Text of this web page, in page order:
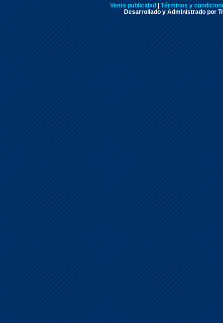
Venta publicidad
Términos y
Desarrollado y Administrado por